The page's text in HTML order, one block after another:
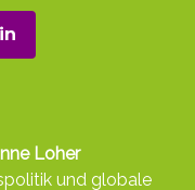
Loher
und globale